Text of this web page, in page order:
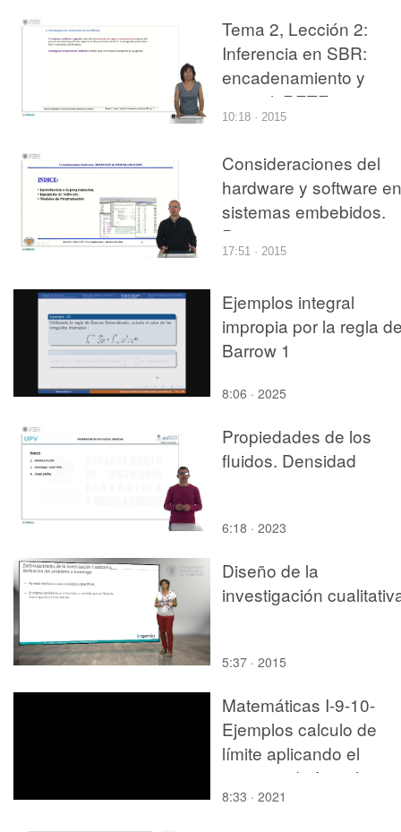
Tema 2, Lección 2:
Inferencia en SBR:
encadenamiento y
control. RETE.
10:18 · 2015
Consideraciones del
hardware y software en
sistemas embebidos.
Parte 2
17:51 · 2015
Ejemplos integral
impropia por la regla
Barrow 1
8:06 · 2025
Propiedades de los
fluidos. Densidad
6:18 · 2023
Diseño de la
investigación
5:37 · 2015
Matemáticas I-9-10-
Ejemplos calculo de
límite aplicando el
teorema de función
algebraica
8:33 · 2021